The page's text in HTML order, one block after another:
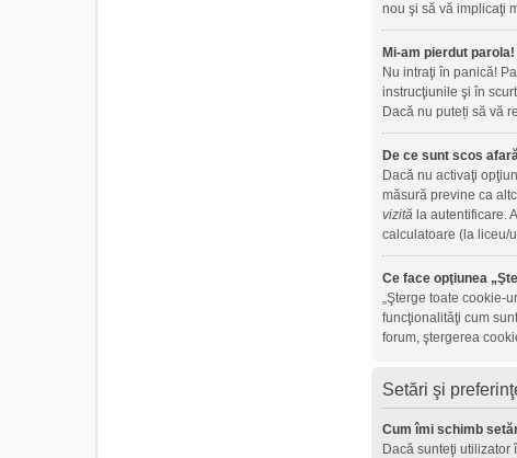
nou şi să vă implicaţi
Mi-am pierdut parola!
Nu intraţi în panică!
instrucţiunile şi în
Dacă nu puteți să vă
De ce sunt scos
Dacă nu activaţi
măsură previne ca
vizită la autentificare.
calculatoare (la liceu/
Ce face opţiunea
„Şterge toate cookie-
funcţionalităţi cum
forum, ştergerea
Setări şi
Cum îmi schimb
Dacă sunteţi